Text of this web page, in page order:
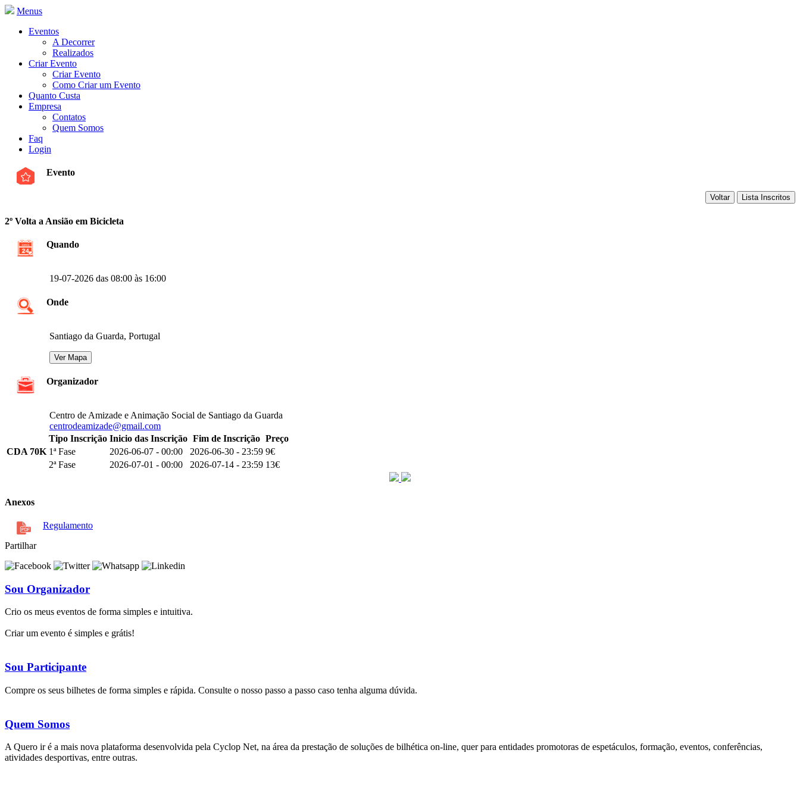
Menus
Eventos
A Decorrer
Realizados
Criar Evento
Criar Evento
Como Criar um Evento
Quanto Custa
Empresa
Contatos
Quem Somos
Faq
Login
Evento
2º Volta a Ansião em Bicicleta
Quando
19-07-2026 das 08:00 às 16:00
Onde
Santiago da Guarda, Portugal
Organizador
Centro de Amizade e Animação Social de Santiago da Guarda
centrodeamizade@gmail.com
Tipo Inscrição Inicio das Inscrição Fim de Inscrição Preço
CDA 70K 1ª Fase 2026-06-07 - 00:00 2026-06-30 - 23:59 9€
2ª Fase
2026-07-01 - 00:00 2026-07-14 - 23:59 13€
Anexos
Regulamento
Partilhar
Sou Organizador
Crio os meus eventos de forma simples e intuitiva.
Criar um evento é simples e grátis!
Sou Participante
Compre os seus bilhetes de forma simples e rápida. Consulte o nosso passo a passo caso tenha alguma dúvida.
Quem Somos
A Quero ir é a mais nova plataforma desenvolvida pela Cyclop Net, na área da prestação de soluções de bilhética on-line, quer para entidades promotoras de espetáculos, formação, eventos, conferências,
atividades desportivas, entre outras.